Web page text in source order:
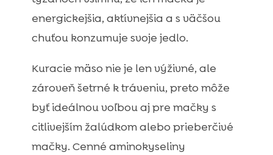
energickejšia, aktívnejšia a s väčšou
chuťou konzumuje svoje jedlo.
Kuracie mäso nie je len výživné, ale
zároveň šetrné k tráveniu, preto môže
byť ideálnou voľbou aj pre mačky s
citlivejším žalúdkom alebo prieberčivé
mačky. Cenné aminokyseliny